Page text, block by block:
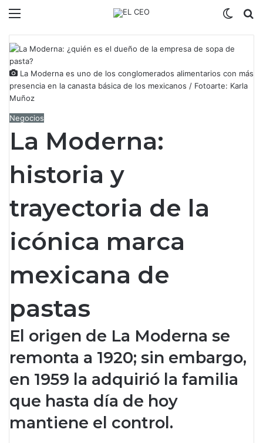
La Moderna es uno de los conglomerados alimentarios con más
presencia en la canasta básica de los mexicanos / Fotoarte: Karla
Muñoz
Negocios
La Moderna:
historia y
trayectoria de la
icónica marca
mexicana de
pastas
El origen de La Moderna se
remonta a 1920; sin embargo,
en 1959 la adquirió la familia
que hasta día de hoy
mantiene el control.